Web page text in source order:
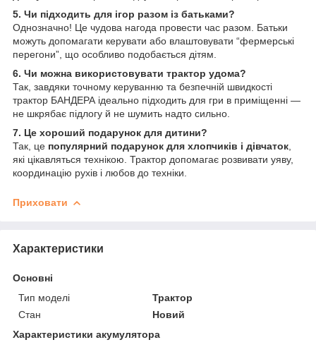
5. Чи підходить для ігор разом із батьками?
Однозначно! Це чудова нагода провести час разом. Батьки
можуть допомагати керувати або влаштовувати “фермерські
перегони”, що особливо подобається дітям.
6. Чи можна використовувати трактор удома?
Так, завдяки точному керуванню та безпечній швидкості
трактор БАНДЕРА ідеально підходить для гри в приміщенні —
не шкрябає підлогу й не шумить надто сильно.
7. Це хороший подарунок для дитини?
Так, це популярний подарунок для хлопчиків і дівчаток
які цікавляться технікою. Трактор допомагає розвивати уяву,
координацію рухів і любов до техніки.
Приховати
Характеристики
Основні
Тип моделі
Трактор
Стан
Новий
Характеристики акумулятора